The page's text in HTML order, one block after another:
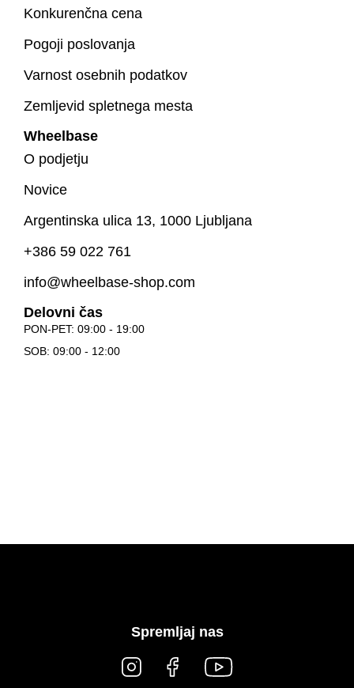
Konkurenčna cena
Pogoji poslovanja
Varnost osebnih podatkov
Zemljevid spletnega mesta
Wheelbase
O podjetju
Novice
Argentinska ulica 13, 1000 Ljubljana
+386 59 022 761
info@wheelbase-shop.com
Delovni čas
PON-PET: 09:00 - 19:00
SOB: 09:00 - 12:00
Spremljaj nas